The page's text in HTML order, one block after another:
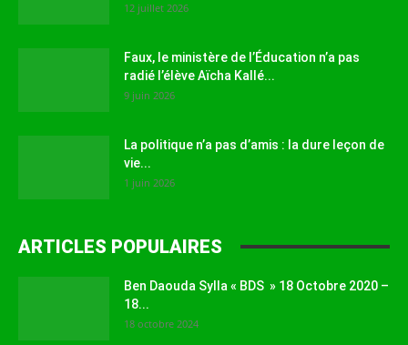
12 juillet 2026
Faux, le ministère de l’Éducation n’a pas
radié l’élève Aïcha Kallé...
9 juin 2026
La politique n’a pas d’amis : la dure leçon de
vie...
1 juin 2026
ARTICLES POPULAIRES
Ben Daouda Sylla « BDS » 18 Octobre 2020 –
18...
18 octobre 2024